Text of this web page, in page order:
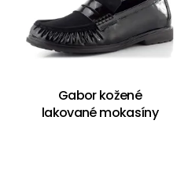
Gabor kožené
lakované mokasíny